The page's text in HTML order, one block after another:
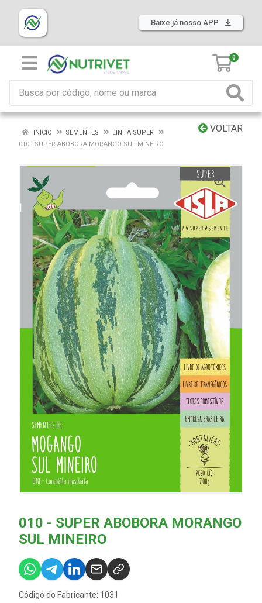
Baixe já nosso APP
0
VOLTAR
INÍCIO SEMENTES
LINHA SUPER
010 - SUPER ABOBORA MORANGO SUL MINEIRO
010 - SUPER ABOBORA MORANGO
SUL MINEIRO
Código do Fabricante: 1031